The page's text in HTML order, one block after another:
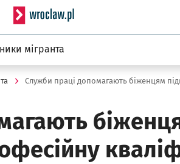
Serwis informacyjny
мігранта